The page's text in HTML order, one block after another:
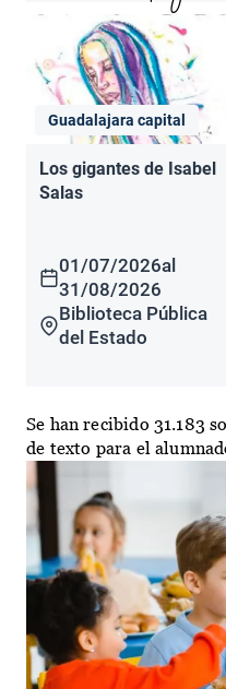
Guadalajara capital
Los gigantes de Isabel
Salas
01/07/2026al
31/08/2026
Biblioteca Pública
del Estado
Se han recibido 31.183
de texto para el